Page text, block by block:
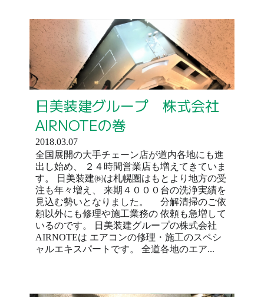
日美装建グループ 株式会社
AIRNOTEの巻
2018.03.07
全国展開の大手チェーン店が道内各地にも進
出し始め、 ２４時間営業店も増えてきていま
す。 日美装建㈱は札幌圏はもとより地方の受
注も年々増え、 来期４０００台の洗浄実績を
見込む勢いとなりました。 分解清掃のご依
頼以外にも修理や施工業務の 依頼も急増して
いるのです。 日美装建グループの株式会社
AIRNOTEは エアコンの修理・施工のスペシ
ャルエキスパートです。 全道各地のエア...